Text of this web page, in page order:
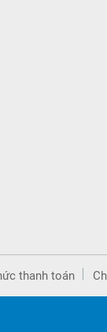
thanh toán